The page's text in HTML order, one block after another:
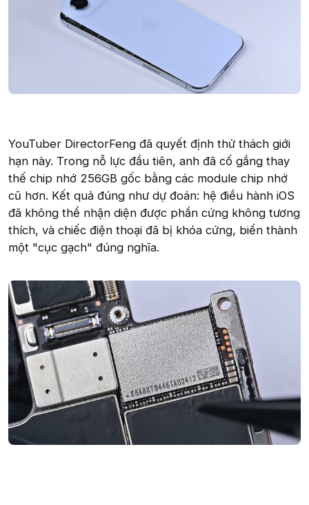
YouTuber DirectorFeng đã quyết định thử thách giới
hạn này. Trong nỗ lực đầu tiên, anh đã cố gắng thay
thế chip nhớ 256GB gốc bằng các module chip nhớ
cũ hơn. Kết quả đúng như dự đoán: hệ điều hành iOS
đã không thể nhận diện được phần cứng không tương
thích, và chiếc điện thoại đã bị khóa cứng, biến thành
một "cục gạch" đúng nghĩa.